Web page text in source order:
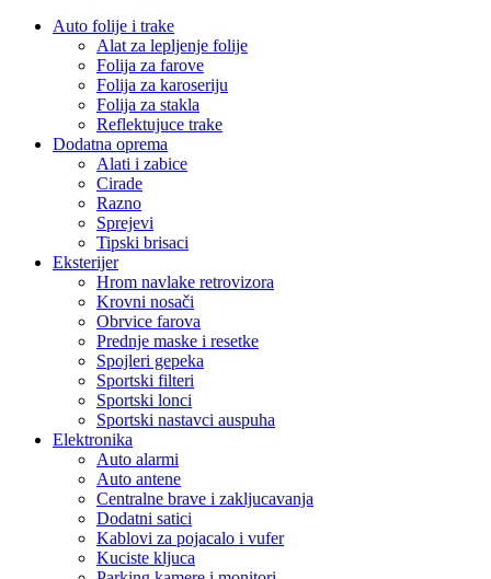
Auto folije i trake
Alat za lepljenje folije
Folija za farove
Folija za karoseriju
Folija za stakla
Reflektujuce trake
Dodatna oprema
Alati i zabice
Cirade
Razno
Sprejevi
Tipski brisaci
Eksterijer
Hrom navlake retrovizora
Krovni nosači
Obrvice farova
Prednje maske i resetke
Spojleri gepeka
Sportski filteri
Sportski lonci
Sportski nastavci auspuha
Elektronika
Auto alarmi
Auto antene
Centralne brave i zakljucavanja
Dodatni satici
Kablovi za pojacalo i vufer
Kuciste kljuca